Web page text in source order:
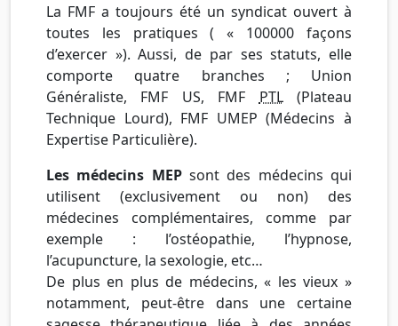
La FMF a toujours été un syndicat ouvert à
toutes les pratiques ( « 100000 façons
d’exercer »). Aussi, de par ses statuts, elle
comporte quatre branches ; Union
Généraliste, FMF US, FMF PTL(Plateau
Technique Lourd), FMF UMEP (Médecins à
Expertise Particulière).
Les médecins MEPsont des médecins qui
utilisent (exclusivement ou non) des
médecines complémentaires, comme par
exemple : l’ostéopathie, l’hypnose,
l’acupuncture, la sexologie, etc…
De plus en plus de médecins, « les vieux »
notamment, peut-être dans une certaine